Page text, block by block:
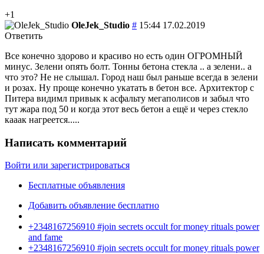
+1
OleJek_Studio # 15:44 17.02.2019
Ответить
Все конечно здорово и красиво но есть один ОГРОМНЫЙ
минус. Зелени опять болт. Тонны бетона стекла .. а зелени.. а
что это? Не не слышал. Город наш был раньше всегда в зелени
и розах. Ну проще конечно укатать в бетон все. Архитектор с
Питера видимл привык к асфальту мегаполисов и забыл что
тут жара под 50 и когда этот весь бетон а ещё и через стекло
кааак нагреется.....
Написать комментарий
Войти или зарегистрироваться
Бесплатные объявления
Добавить объявление бесплатно
+2348167256910 #join secrets occult for money rituals power
and fame
+2348167256910 #join secrets occult for money rituals power